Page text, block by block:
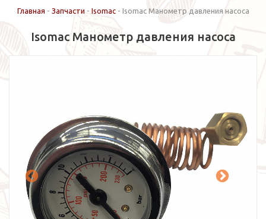
Главная - Запчасти- Isomac- Isomac Манометр давления насоса
Isomac Манометр давления насоса